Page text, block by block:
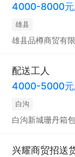
4000-8000元
雄县
雄县品樽商贸有
配送工人
4000-5000元
白沟
白沟新城珊丹箱
兴耀商贸招送